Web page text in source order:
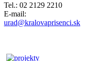
Tel.: 02 2129 2210
E-mail:
urad@kralovaprisenci.sk